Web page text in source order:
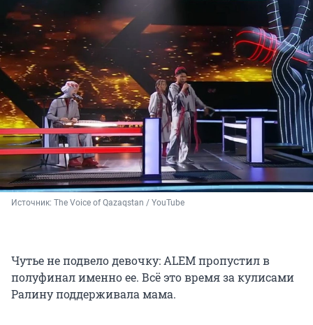
Источник: The Voice of Qazaqstan / YouTube
Чутье не подвело девочку: ALEM пропустил в
полуфинал именно ее. Всё это время за кулисами
Ралину поддерживала мама.